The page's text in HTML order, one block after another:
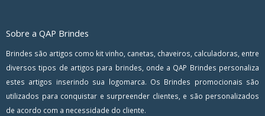
Sobre a QAP Brindes
Brindes são artigos como kit vinho, canetas, chaveiros, calculadoras, entre
diversos tipos de artigos para brindes, onde a QAP Brindes personaliza
estes artigos inserindo sua logomarca. Os Brindes promocionais são
utilizados para conquistar e surpreender clientes, e são personalizados
de acordo com a necessidade do cliente.